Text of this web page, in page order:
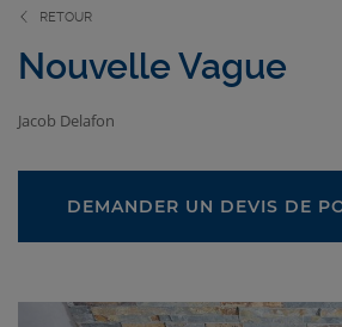
NOS PRODUITS
RETOUR
Nouvelle Vague
Jacob Delafon